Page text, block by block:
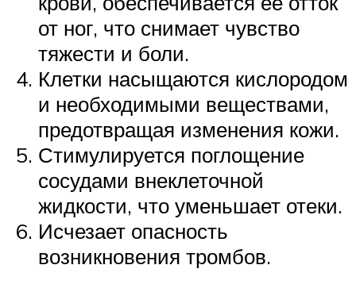
от ног, что снимает чувство
тяжести и боли.
Клетки насыщаются кислородом
и необходимыми веществами,
предотвращая изменения кожи.
Стимулируется поглощение
сосудами внеклеточной
жидкости, что уменьшает отеки.
Исчезает опасность
возникновения тромбов.